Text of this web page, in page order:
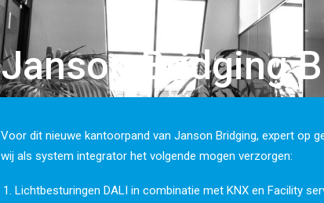
Janson Bridging
Voor dit nieuwe kantoorpand van Janson Bridging, expert op
wij als system integrator het volgende mogen verzorgen:
Lichtbesturingen DALI in combinatie met KNX en Facility